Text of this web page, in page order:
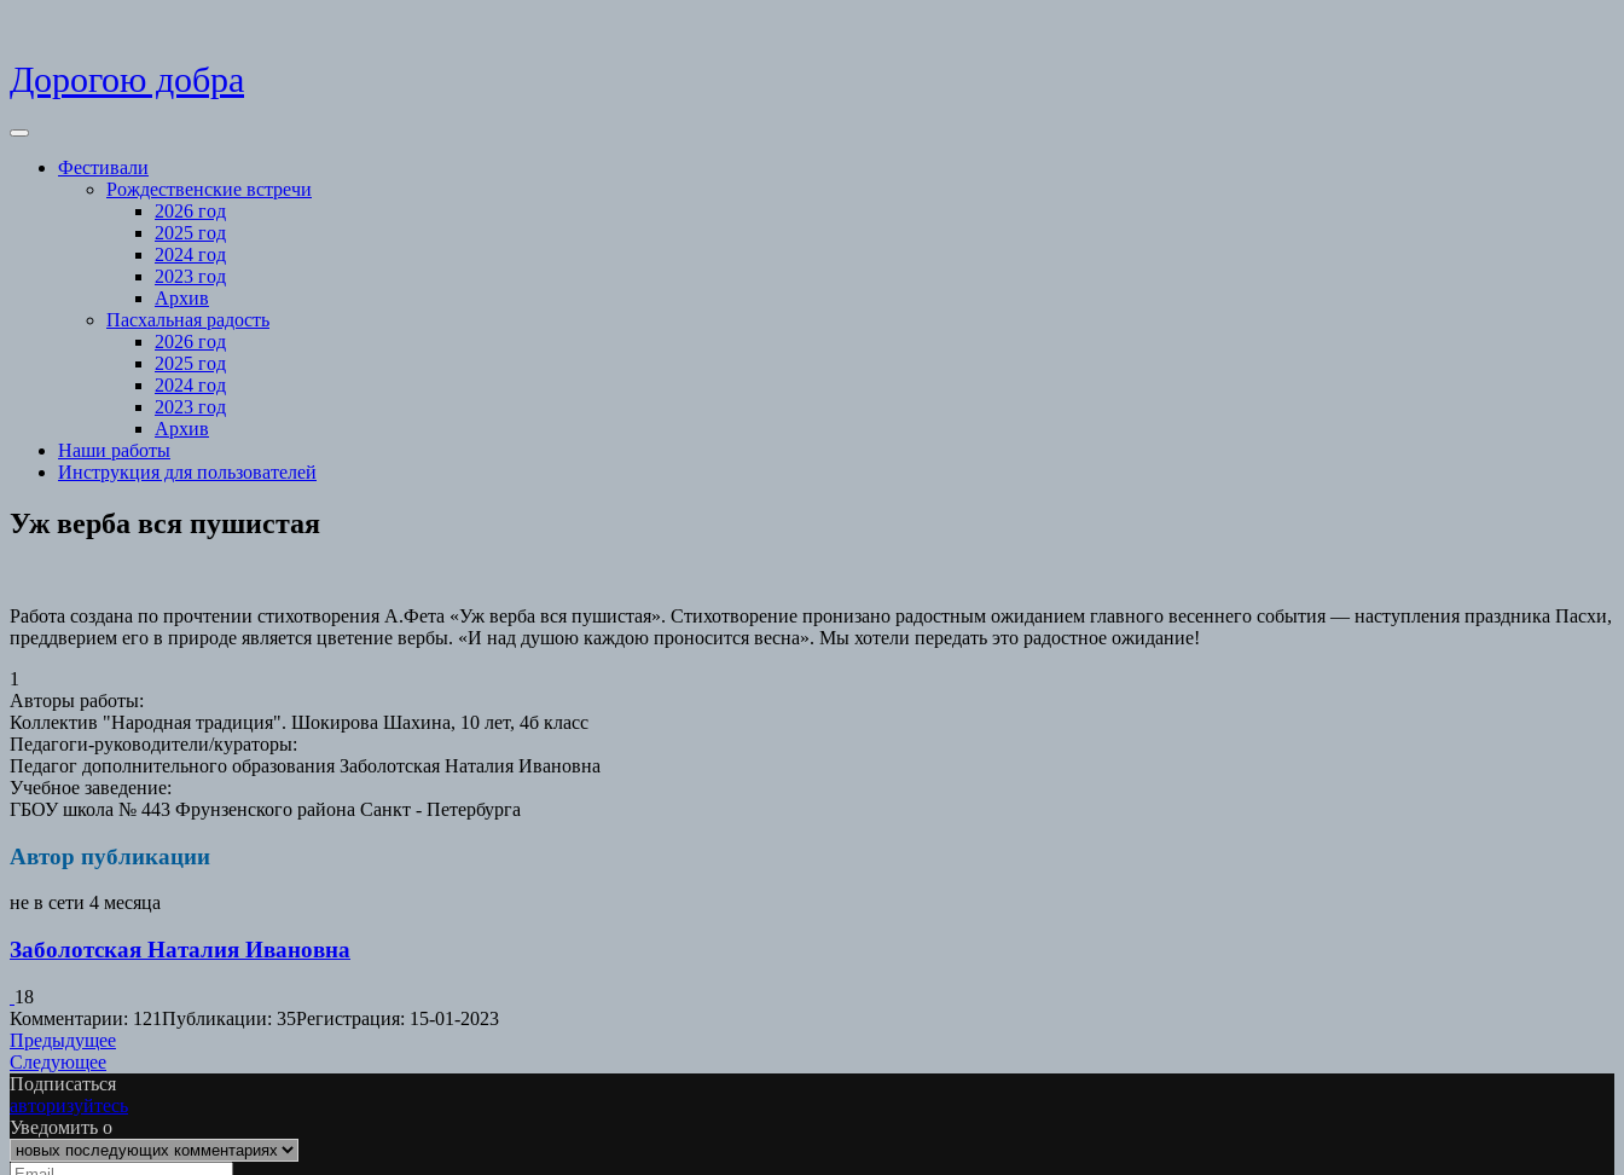
Skip
to
Дорогою добра
Open
Фестивали
Рождественские встречи
2026 год
2025 год
2024 год
2023 год
Архив
Пасхальная радость
2026 год
2025 год
2024 год
2023 год
Архив
Наши работы
Инструкция для пользователей
Close
Menu
Уж верба вся пушистая
Работа создана по прочтении стихотворения А.Фета «Уж верба вся пушистая». Стихотворение пронизано радостным ожиданием главного весеннего события — наступления праздника Пасхи,
преддверием его в природе является цветение вербы. «И над душою каждою проносится весна». Мы хотели передать это радостное ожидание!
1
Авторы работы:
Коллектив "Народная традиция". Шокирова Шахина, 10 лет, 4б класс
Педагоги-руководители/кураторы:
Педагог дополнительного образования Заболотская Наталия Ивановна
Учебное заведение:
ГБОУ школа № 443 Фрунзенского района Санкт - Петербурга
Автор публикации
не в сети 4 месяца
Заболотская Наталия Ивановна
18
Комментарии: 121Публикации: 35Регистрация: 15-01-2023
Навигация
по
записям
ПредыдущееПредыдущая
СледующееСледующая
работа:
Подписаться
авторизуйтесь
Уведомить о